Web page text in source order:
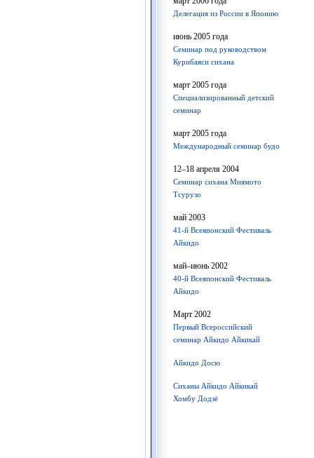
Делегация из России в Японию
июнь 2005 года
Семинар под руководством
Курибаяси сихана
март 2005 года
Специализированный детский
семинар
март 2005 года
Международный семинар будо
12–18 апреля 2004
Семинар сихана Миямото
Тсурузо
май 2003
41-й Всеяпонский Фестиваль
Айкидо
май–июнь 2002
40-й Всеяпонский Фестиваль
Айкидо
Март 2002
Первый Всероссийский
семинар Айкидо Айкикай
Айкидо Досю
Сиханы Айкидо Айкикай
Хомбу Додзё